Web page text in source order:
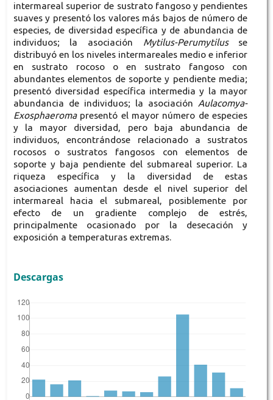
intermareal superior de sustrato fangoso y pendientes
suaves y presentó los valores más bajos de número de
especies, de diversidad específica y de abundancia de
individuos; la asociación Mytilus-Perumytilus se
distribuyó en los niveles intermareales medio e inferior
en sustrato rocoso o en sustrato fangoso con
abundantes elementos de soporte y pendiente media;
presentó diversidad específica intermedia y la mayor
abundancia de individuos; la asociación Aulacomya-
Exosphaeroma presentó el mayor número de especies
y la mayor diversidad, pero baja abundancia de
individuos, encontrándose relacionado a sustratos
rocosos o sustratos fangosos con elementos de
soporte y baja pendiente del submareal superior. La
riqueza específica y la diversidad de estas
asociaciones aumentan desde el nivel superior del
intermareal hacia el submareal, posiblemente por
efecto de un gradiente complejo de estrés,
principalmente ocasionado por la desecación y
exposición a temperaturas extremas.
Descargas